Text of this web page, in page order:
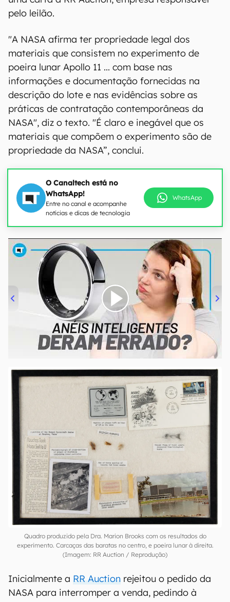
pelo leilão.
"A NASA afirma ter propriedade legal dos
materiais que consistem no experimento de
poeira lunar Apollo 11 ... com base nas
informações e documentação fornecidas na
descrição do lote e nas evidências sobre as
práticas de contratação contemporâneas da
NASA", diz o texto. "É claro e inegável que os
materiais que compõem o experimento são de
propriedade da NASA”, conclui.
O Canaltech está no
WhatsApp!
Entre no canal e acompanhe
notícias e dicas de tecnologia
WhatsApp
00:00/21:11
Quadro produzido pela Dra. Marion Brooks com os resultados do
experimento. Carcaças das baratas no centro, e poeira lunar à direita.
(Imagem: RR Auction / Reprodução)
Inicialmente a RR Auction rejeitou o pedido da
NASA para interromper a venda, pedindo à